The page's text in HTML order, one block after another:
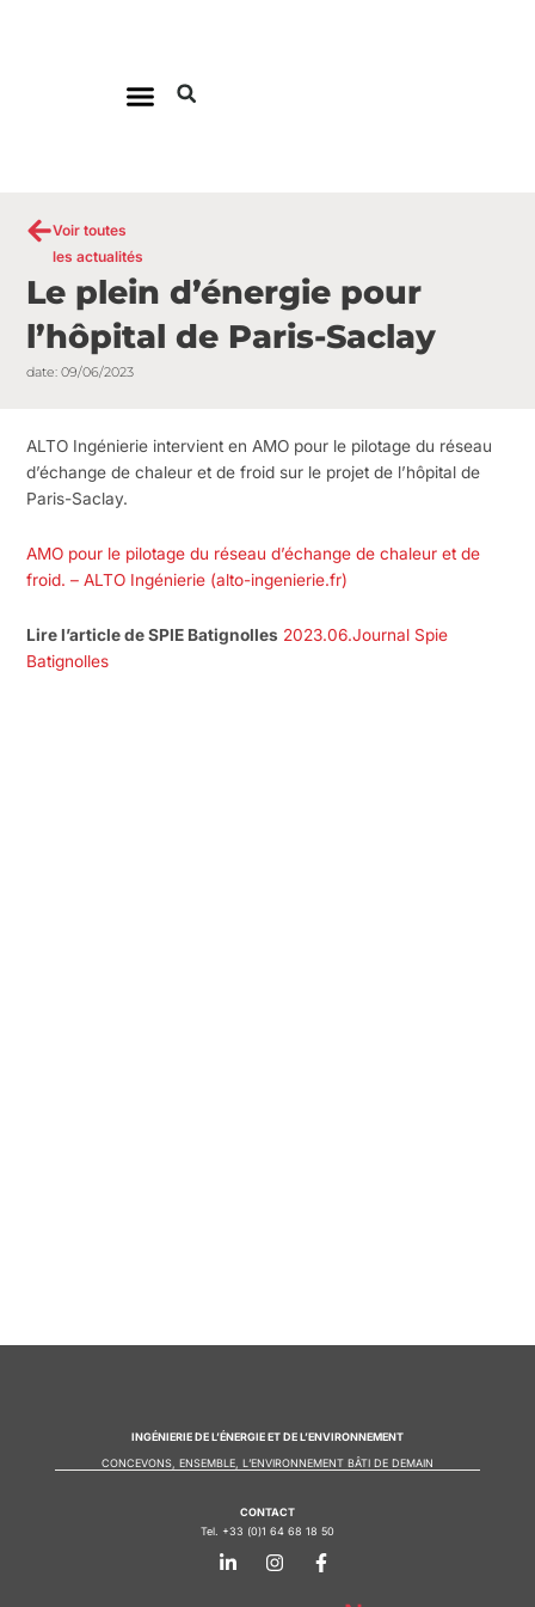
Voir toutes
les actualités
Le plein d’énergie pour
l’hôpital de Paris-Saclay
date: 09/06/2023
ALTO Ingénierie intervient en AMO pour le pilotage du réseau
d’échange de chaleur et de froid sur le projet de l’hôpital de
Paris-Saclay.
AMO pour le pilotage du réseau d’échange de chaleur et de
froid. – ALTO Ingénierie (alto-ingenierie.fr)
Lire l’article de SPIE Batignolles 2023.06.Journal Spie
Batignolles
INGÉNIERIE DE L’ÉNERGIE ET DE L’ENVIRONNEMENT
CONCEVONS, ENSEMBLE, L’ENVIRONNEMENT BÂTI DE DEMAIN
CONTACT
Tel. +33 (0)1 64 68 18 50
i
I
n
F
a